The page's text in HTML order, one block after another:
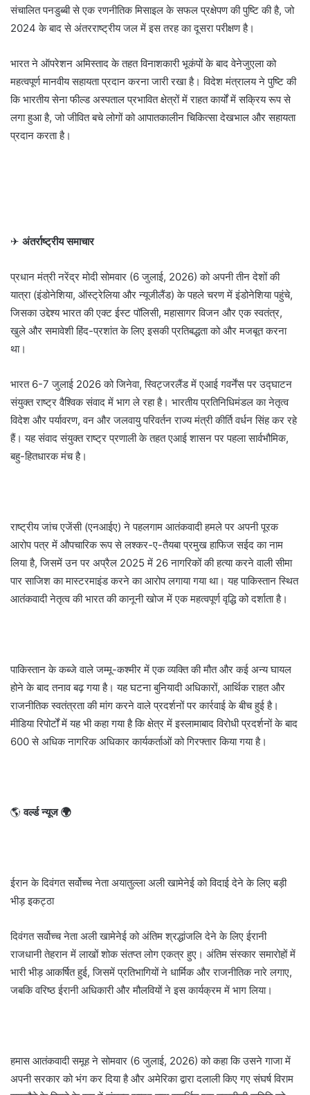
संचालित पनडुब्बी से एक रणनीतिक मिसाइल के सफल प्रक्षेपण की पुष्टि की है, जो
2024 के बाद से अंतरराष्ट्रीय जल में इस तरह का दूसरा परीक्षण है।
भारत ने ऑपरेशन अमिस्ताद के तहत विनाशकारी भूकंपों के बाद वेनेजुएला को
महत्वपूर्ण मानवीय सहायता प्रदान करना जारी रखा है। विदेश मंत्रालय ने पुष्टि की
कि भारतीय सेना फील्ड अस्पताल प्रभावित क्षेत्रों में राहत कार्यों में सक्रिय रूप से
लगा हुआ है, जो जीवित बचे लोगों को आपातकालीन चिकित्सा देखभाल और सहायता
प्रदान करता है।
✈ अंतर्राष्ट्रीय समाचार
प्रधान मंत्री नरेंद्र मोदी सोमवार (6 जुलाई, 2026) को अपनी तीन देशों की
यात्रा (इंडोनेशिया, ऑस्ट्रेलिया और न्यूजीलैंड) के पहले चरण में इंडोनेशिया पहुंचे,
जिसका उद्देश्य भारत की एक्ट ईस्ट पॉलिसी, महासागर विजन और एक स्वतंत्र,
खुले और समावेशी हिंद-प्रशांत के लिए इसकी प्रतिबद्धता को और मजबूत करना
था।
भारत 6-7 जुलाई 2026 को जिनेवा, स्विट्जरलैंड में एआई गवर्नेंस पर उद्घाटन
संयुक्त राष्ट्र वैश्विक संवाद में भाग ले रहा है। भारतीय प्रतिनिधिमंडल का नेतृत्व
विदेश और पर्यावरण, वन और जलवायु परिवर्तन राज्य मंत्री कीर्ति वर्धन सिंह कर रहे
हैं। यह संवाद संयुक्त राष्ट्र प्रणाली के तहत एआई शासन पर पहला सार्वभौमिक,
बहु-हितधारक मंच है।
राष्ट्रीय जांच एजेंसी (एनआईए) ने पहलगाम आतंकवादी हमले पर अपनी पूरक
आरोप पत्र में औपचारिक रूप से लश्कर-ए-तैयबा प्रमुख हाफिज सईद का नाम
लिया है, जिसमें उन पर अप्रैल 2025 में 26 नागरिकों की हत्या करने वाली सीमा
पार साजिश का मास्टरमाइंड करने का आरोप लगाया गया था। यह पाकिस्तान स्थित
आतंकवादी नेतृत्व की भारत की कानूनी खोज में एक महत्वपूर्ण वृद्धि को दर्शाता है।
पाकिस्तान के कब्जे वाले जम्मू-कश्मीर में एक व्यक्ति की मौत और कई अन्य घायल
होने के बाद तनाव बढ़ गया है। यह घटना बुनियादी अधिकारों, आर्थिक राहत और
राजनीतिक स्वतंत्रता की मांग करने वाले प्रदर्शनों पर कार्रवाई के बीच हुई है।
मीडिया रिपोर्टों में यह भी कहा गया है कि क्षेत्र में इस्लामाबाद विरोधी प्रदर्शनों के बाद
600 से अधिक नागरिक अधिकार कार्यकर्ताओं को गिरफ्तार किया गया है।
🌎वर्ल्ड न्यूज 🌍
ईरान के दिवंगत सर्वोच्च नेता अयातुल्ला अली खामेनेई को विदाई देने के लिए बड़ी
भीड़ इकट्ठा
दिवंगत सर्वोच्च नेता अली खामेनेई को अंतिम श्रद्धांजलि देने के लिए ईरानी
राजधानी तेहरान में लाखों शोक संतप्त लोग एकत्र हुए। अंतिम संस्कार समारोहों में
भारी भीड़ आकर्षित हुई, जिसमें प्रतिभागियों ने धार्मिक और राजनीतिक नारे लगाए,
जबकि वरिष्ठ ईरानी अधिकारी और मौलवियों ने इस कार्यक्रम में भाग लिया।
हमास आतंकवादी समूह ने सोमवार (6 जुलाई, 2026) को कहा कि उसने गाजा में
अपनी सरकार को भंग कर दिया है और अमेरिका द्वारा दलाली किए गए संघर्ष विराम